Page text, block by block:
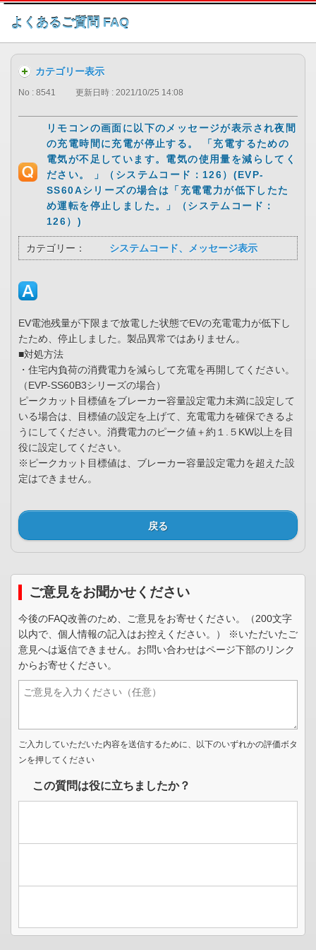
このページの本文へ
よくあるご質問 FAQ
カテゴリー表示
No : 8541 更新日時 : 2021/10/25 14:08
リモコンの画面に以下のメッセージが表示され夜間
の充電時間に充電が停止する。 「充電するための
電気が不足しています。電気の使用量を減らしてく
ださい。 」（システムコード：126）(EVP-
SS60Aシリーズの場合は「充電電力が低下したた
め運転を停止しました。」（システムコード：
126）)
カテゴリー： システムコード、メッセージ表示
EV電池残量が下限まで放電した状態でEVの充電電力が低下し
たため、停止しました。製品異常ではありません。
■対処方法
・住宅内負荷の消費電力を減らして充電を再開してください。
（EVP-SS60B3シリーズの場合）
ピークカット目標値をブレーカー容量設定電力未満に設定して
いる場合は、目標値の設定を上げて、充電電力を確保できるよ
うにしてください。消費電力のピーク値＋約１.５KW以上を目
役に設定してください。
※ピークカット目標値は、ブレーカー容量設定電力を超えた設
定はできません。
戻る
ご意見をお聞かせください
今後のFAQ改善のため、ご意見をお寄せください。（200文字
以内で、個人情報の記入はお控えください。） ※いただいたご
意見へは返信できません。お問い合わせはページ下部のリンク
からお寄せください。
ご入力していただいた内容を送信するために、以下のいずれかの評価ボタ
ンを押してください
この質問は役に立ちましたか？